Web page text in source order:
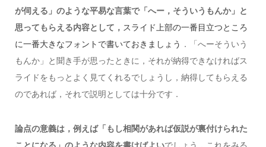
が伺える」のような平易な言葉で「へー，そういうもんか」と
思ってもらえる内容として， スライド上部の一番目立つところ
に一番大きなフォントで書いておきましょう ．「へーそういう
もんか」と聞き手が思ったときに，それが納得できなければス
ライドをもっとよく見てくれるでしょうし，納得してもらえる
のであれば，それで説明としては十分です．
論点の意義は，例えば「もし相関があれば仮説が裏付けられた